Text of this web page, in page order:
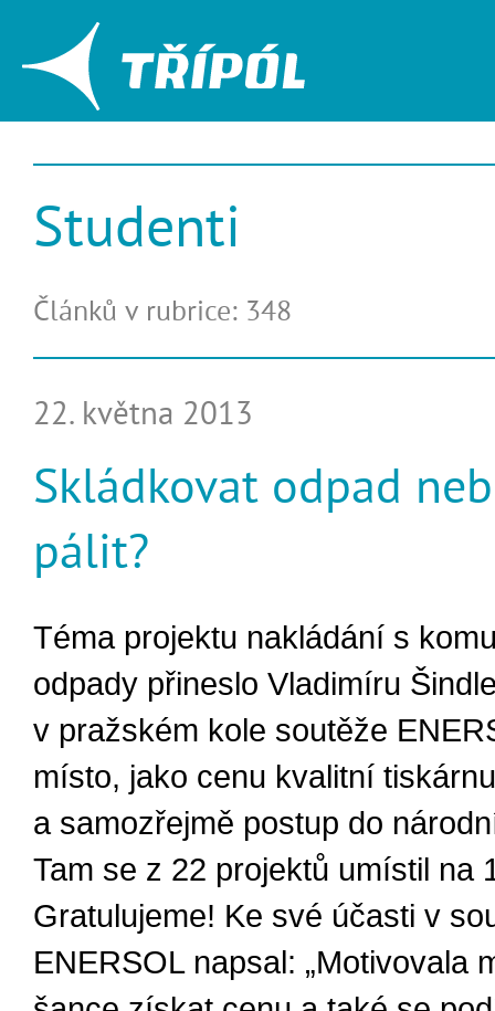
Studenti
Článků v rubrice: 348
22. května 2013
Skládkovat odpad
pálit?
Téma projektu nakládání s
odpady přineslo Vladimíru
v pražském kole soutěže
místo, jako cenu kvalitní tiskárnu
a samozřejmě postup do
Tam se z 22 projektů umístil na
Gratulujeme! Ke své účasti v
ENERSOL napsal: „Motivovala